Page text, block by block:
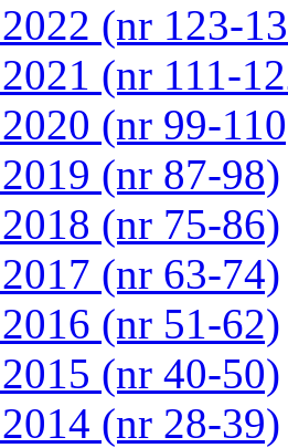
(nr 123-
(nr 111-
(nr 99-
(nr 87-98)
(nr 75-86)
(nr 63-74)
(nr 51-62)
(nr 40-50)
(nr 28-39)